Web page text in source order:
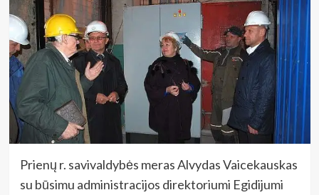
Prienų r. savivaldybės meras Alvydas Vaicekauskas
su būsimu administracijos direktoriumi Egidijumi